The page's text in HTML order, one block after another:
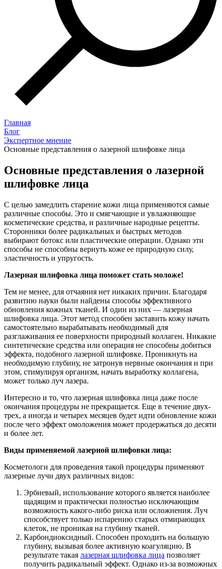
Главная
Блог
Экспертное мнение
Основные представления о лазерной шлифовке лица
Основные представления о лазерной
шлифовке лица
С целью замедлить старение кожи лица применяются самые
различные способы. Это и смягчающие и увлажняющие
косметические средства, и различные народные рецепты.
Сторонники более радикальных и быстрых методов
выбирают ботокс или пластические операции. Однако эти
способы не способны вернуть коже ее природную силу,
эластичность и упругость.
Лазерная шлифовка лица поможет стать моложе!
Тем не менее, для отчаяния нет никаких причин. Благодаря
развитию науки были найдены способы эффективного
обновления кожных тканей. И один из них — лазерная
шлифовка лица. Этот метод способен заставить кожу начать
самостоятельно вырабатывать необходимый для
разглаживания ее поверхности природный коллаген. Никакие
синтетические средства или операция не способны добиться
эффекта, подобного лазерной шлифовке. Проникнуть на
необходимую глубину, не затронув нервные окончания и при
этом, стимулируя организм, начать выработку коллагена,
может только луч лазера.
Интересно и то, что лазерная шлифовка лица даже после
окончания процедуры не прекращается. Еще в течение двух-
трех, а иногда и четырех месяцев будет идти обновление кожи
после чего эффект омоложения может продержаться до десяти
и более лет.
Виды применяемой лазерной шлифовки лица:
Косметологи для проведения такой процедуры применяют
лазерные лучи двух различных видов:
Эрбиевый, использование которого является наиболее
щадящим и практически полностью исключающим
возможность какого-либо риска или осложнения. Луч
способствует только испарению старых отмирающих
клеток, не проникая на глубину тканей.
Карбондиоксидный. Способен проходить на большую
глубину, вызывая более активную коагуляцию. В
результате такая лазерная шлифовка лица позволяет
получить радикальный эффект. Однако из-за возможных